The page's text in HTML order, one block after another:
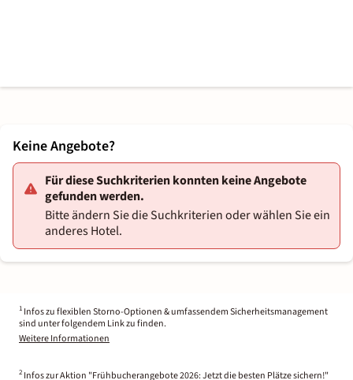
Keine Angebote?
Für diese Suchkriterien konnten keine Angebote
gefunden werden.
Bitte ändern Sie die Suchkriterien oder wählen Sie ein
anderes Hotel.
1 Infos zu flexiblen Storno-Optionen & umfassendem Sicherheitsmanagement
sind unter folgendem Link zu finden.
Weitere Informationen
2 Infos zur Aktion "Frühbucherangebote 2026: Jetzt die besten Plätze sichern!"